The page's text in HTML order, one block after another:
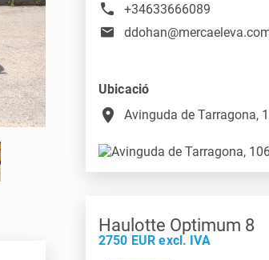
+34633666089
Ubicació
place Avinguda de Tarragona,
Haulotte Optimum 8
2750 EUR excl. IVA